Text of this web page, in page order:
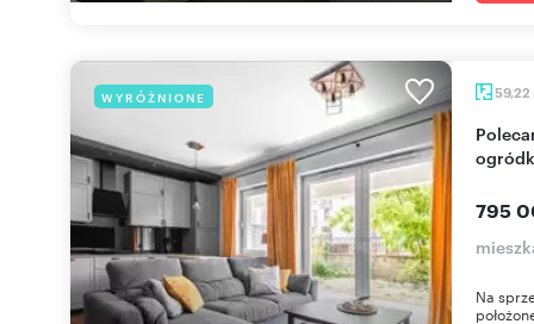
WYRÓŻNIONE 59,22
Polecam przestronne 3 pokoje z tarasem,
795
Na